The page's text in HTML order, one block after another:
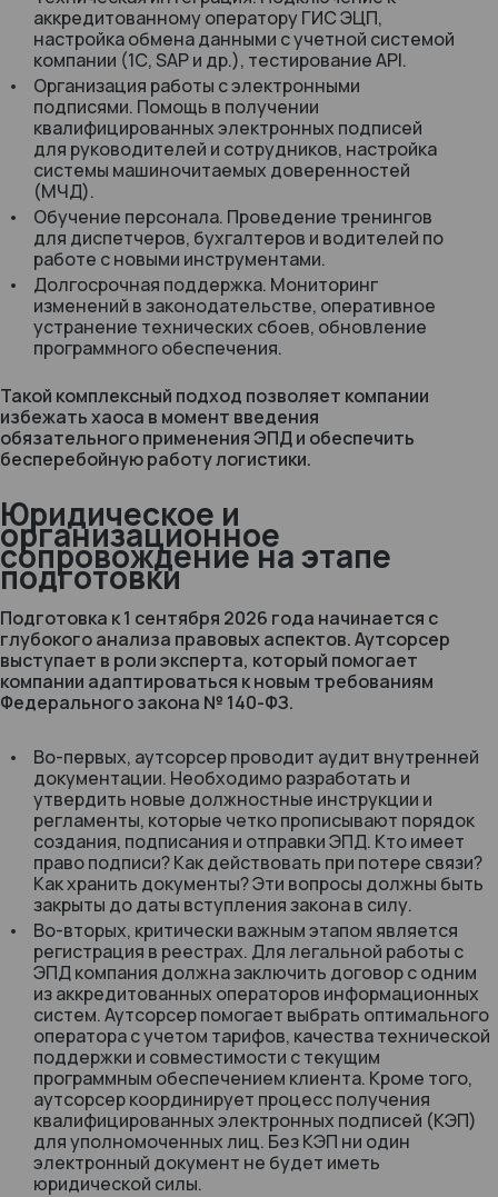
аккредитованному оператору ГИС ЭЦП,
настройка обмена данными с учетной системой
компании (1С, SAP и др.), тестирование API.
Организация работы с электронными
подписями. Помощь в получении
квалифицированных электронных подписей
для руководителей и сотрудников, настройка
системы машиночитаемых доверенностей
(МЧД).
Обучение персонала. Проведение тренингов
для диспетчеров, бухгалтеров и водителей по
работе с новыми инструментами.
Долгосрочная поддержка. Мониторинг
изменений в законодательстве, оперативное
устранение технических сбоев, обновление
программного обеспечения.
Такой комплексный подход позволяет компании
избежать хаоса в момент введения
обязательного применения ЭПД и обеспечить
бесперебойную работу логистики.
Юридическое и
организационное
сопровождение на этапе
подготовки
Подготовка к 1 сентября 2026 года начинается с
глубокого анализа правовых аспектов. Аутсорсер
выступает в роли эксперта, который помогает
компании адаптироваться к новым требованиям
Федерального закона № 140-ФЗ.
Во-первых, аутсорсер проводит аудит внутренней
документации. Необходимо разработать и
утвердить новые должностные инструкции и
регламенты, которые четко прописывают порядок
создания, подписания и отправки ЭПД. Кто имеет
право подписи? Как действовать при потере связи?
Как хранить документы? Эти вопросы должны быть
закрыты до даты вступления закона в силу.
Во-вторых, критически важным этапом является
регистрация в реестрах. Для легальной работы с
ЭПД компания должна заключить договор с одним
из аккредитованных операторов информационных
систем. Аутсорсер помогает выбрать оптимального
оператора с учетом тарифов, качества технической
поддержки и совместимости с текущим
программным обеспечением клиента. Кроме того,
аутсорсер координирует процесс получения
квалифицированных электронных подписей (КЭП)
для уполномоченных лиц. Без КЭП ни один
электронный документ не будет иметь
юридической силы.